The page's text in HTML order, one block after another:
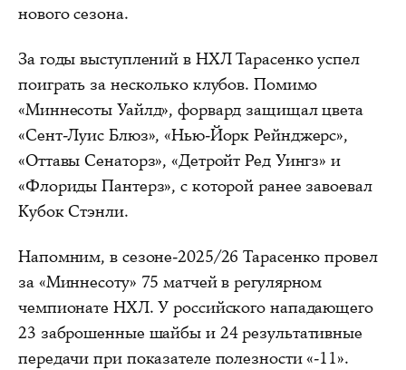
нового сезона.
За годы выступлений в НХЛ Тарасенко успел
поиграть за несколько клубов. Помимо
«Миннесоты Уайлд», форвард защищал цвета
«Сент-Луис Блюз», «Нью-Йорк Рейнджерс»,
«Оттавы Сенаторз», «Детройт Ред Уингз» и
«Флориды Пантерз», с которой ранее завоевал
Кубок Стэнли.
Напомним, в сезоне-2025/26 Тарасенко провел
за «Миннесоту» 75 матчей в регулярном
чемпионате НХЛ. У российского нападающего
23 заброшенные шайбы и 24 результативные
передачи при показателе полезности «-11».